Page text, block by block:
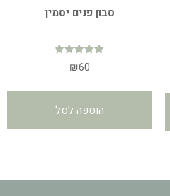
סבון פנים יסמין
דורג
4.92
₪60
הוספה לסל